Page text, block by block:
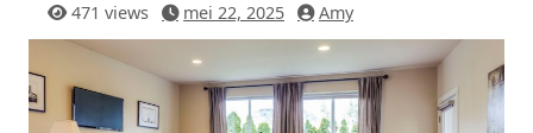
471 views mei 22, 2025 Amy